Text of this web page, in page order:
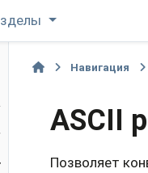
Навигация
ASCII
Позволяет